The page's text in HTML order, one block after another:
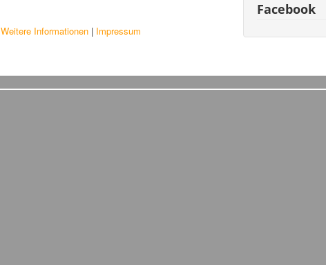
Facebook
Weitere Informationen| Impressum